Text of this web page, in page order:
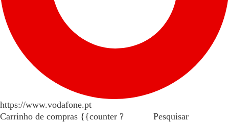
https://www.vodafone.pt
Carrinho de compras {{counter ?
Pesquisar